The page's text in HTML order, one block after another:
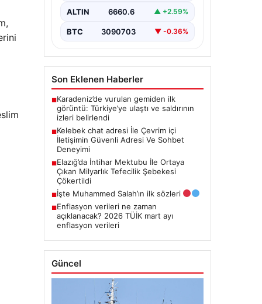
birçok…
ALTIN 6660.6 ▲ +2.59%
BTC 3090703 ▼ -0.36%
Son Eklenen Haberler
■Karadeniz’de vurulan gemiden ilk
görüntü: Türkiye’ye ulaştı ve saldırının
izleri belirlendi
■Kelebek chat adresi İle Çevrim içi
İletişimin Güvenli Adresi Ve Sohbet
Deneyimi
■Elazığ’da İntihar Mektubu İle Ortaya
Çıkan Milyarlık Tefecilik Şebekesi
Çökertildi
■İşte Muhammed Salah’ın ilk sözleri
■Enflasyon verileri ne zaman
açıklanacak? 2026 TÜİK mart ayı
enflasyon verileri
Güncel